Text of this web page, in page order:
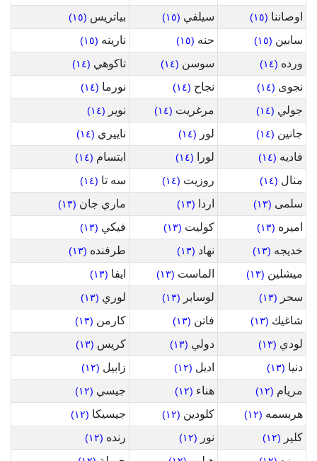
اوصاننا (١٥) سيلفي (١٥) بياتريس (١٥)
سابين (١٥) حنه (١٥) نارينه (١٥)
ورده (١٤) سوسن (١٤) تاكوهي (١٤)
نجوى (١٤) نجاح (١٤) نورما (١٤)
جولي (١٤) مرغريت (١٤) نوير (١٤)
جانين (١٤) لور (١٤) ناييري (١٤)
فاديه (١٤) لورا (١٤) ابتسام (١٤)
منال (١٤) روزيت (١٤) سه تا (١٤)
سلمى (١٣) اردا (١٣) ماري جان (١٣)
اميره (١٣) كوليت (١٣) فيكي (١٣)
خديجه (١٣) نهاد (١٣) طرفنده (١٣)
ميشلين (١٣) الماست (١٣) ايفا (١٣)
سحر (١٣) لوسابر (١٣) لوري (١٣)
شاغيك (١٣) فاتن (١٣) كارمن (١٣)
لودي (١٣) دولي (١٣) كريس (١٣)
دنيا (١٣) اديل (١٢) زابيل (١٢)
مريام (١٢) هناء (١٢) جيسي (١٢)
هربسمه (١٢) كلودين (١٢) جيسيكا (١٢)
كلير (١٢) نور (١٢) رنده (١٢)